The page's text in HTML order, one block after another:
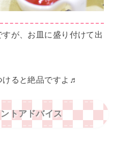
が、お皿に盛り付けて出
けると絶品ですよ♬
トアドバイス